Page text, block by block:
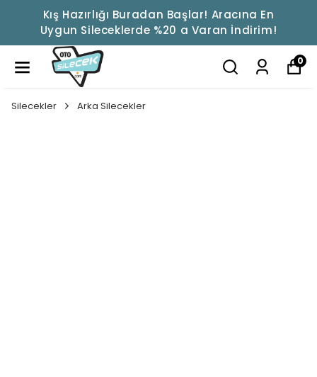
Kış Hazırlığı Buradan Başlar! Aracına En
Uygun Sileceklerde %20 a Varan İndirim!
0
Silecekler Arka Silecekler